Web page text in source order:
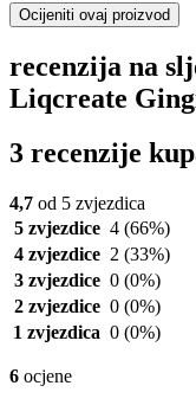
Ocijeniti ovaj proizvod
recenzija na
Liqcreate
3 recenzije
4,7 od 5 zvjezdica
5 zvjezdice 4 (66%)
4 zvjezdice 2 (33%)
3 zvjezdice 0 (0%)
2 zvjezdice 0 (0%)
1 zvjezdica 0 (0%)
6 ocjene